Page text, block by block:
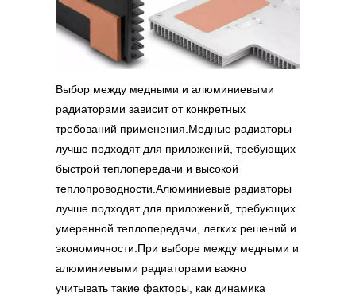
Выбор между медными и алюминиевыми
радиаторами зависит от конкретных
требований применения.Медные радиаторы
лучше подходят для приложений, требующих
быстрой теплопередачи и высокой
теплопроводности.Алюминиевые радиаторы
лучше подходят для приложений, требующих
умеренной теплопередачи, легких решений и
экономичности.При выборе между медными и
алюминиевыми радиаторами важно
учитывать такие факторы, как динамика